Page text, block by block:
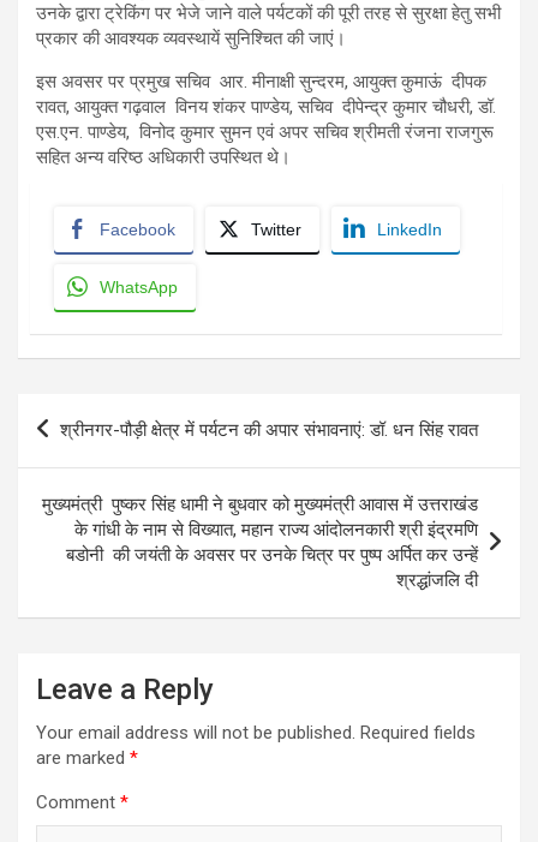
उनके द्वारा ट्रेकिंग पर भेजे जाने वाले पर्यटकों की पूरी तरह से सुरक्षा हेतु सभी
प्रकार की आवश्यक व्यवस्थायें सुनिश्चित की जाएं।
इस अवसर पर प्रमुख सचिव आर. मीनाक्षी सुन्दरम, आयुक्त कुमाऊं दीपक
रावत, आयुक्त गढ़वाल विनय शंकर पाण्डेय, सचिव दीपेन्द्र कुमार चौधरी, डॉ.
एस.एन. पाण्डेय, विनोद कुमार सुमन एवं अपर सचिव श्रीमती रंजना राजगुरू
सहित अन्य वरिष्ठ अधिकारी उपस्थित थे।
Facebook Twitter LinkedIn
WhatsApp
Post
navigation
श्रीनगर-पौड़ी क्षेत्र में पर्यटन की अपार संभावनाएं: डॉ. धन सिंह रावत
मुख्यमंत्री पुष्कर सिंह धामी ने बुधवार को मुख्यमंत्री आवास में उत्तराखंड
के गांधी के नाम से विख्यात, महान राज्य आंदोलनकारी श्री इंद्रमणि
बडोनी की जयंती के अवसर पर उनके चित्र पर पुष्प अर्पित कर उन्हें
श्रद्धांजलि दी
Leave a Reply
Your email address will not be published. Required fields
are marked *
Comment *